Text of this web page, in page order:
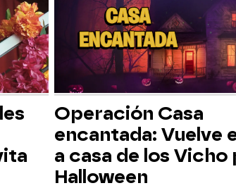
Operación Casa
encantada: Vuelve
a casa de los Vicho
Halloween